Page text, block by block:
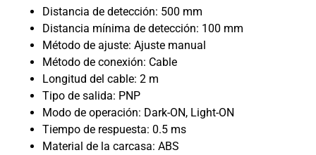
Distancia de detección: 500 mm
Distancia mínima de detección: 100 mm
Método de ajuste: Ajuste manual
Método de conexión: Cable
Longitud del cable: 2 m
Tipo de salida: PNP
Modo de operación: Dark-ON, Light-ON
Tiempo de respuesta: 0.5 ms
Material de la carcasa: ABS